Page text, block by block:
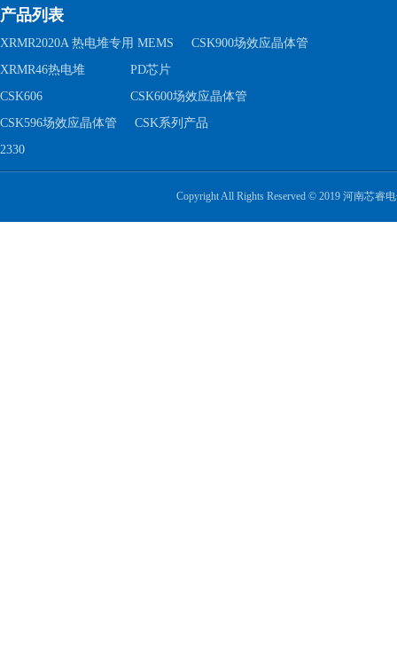
产品列表
XRMR2020A 热电堆专用 MEMS
CSK900场效应晶体管
XRMR46热电堆
PD芯片
CSK606
CSK600场效应晶体管
CSK596场效应晶体管
CSK系列产品
2330
Copyright All Rights Reserved © 2019 河南芯睿